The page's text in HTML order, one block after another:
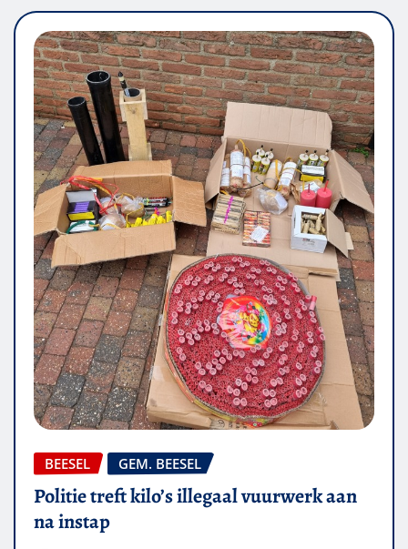
BEESEL GEM. BEESEL
Politie treft kilo’s illegaal vuurwerk aan
na instap